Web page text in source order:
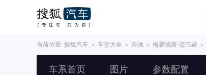
当前位置: 搜狐汽车 ＞ 车型大全 ＞ 奔驰 ＞ 梅赛德斯-迈巴赫 ＞
车系首页 图片 参数配置